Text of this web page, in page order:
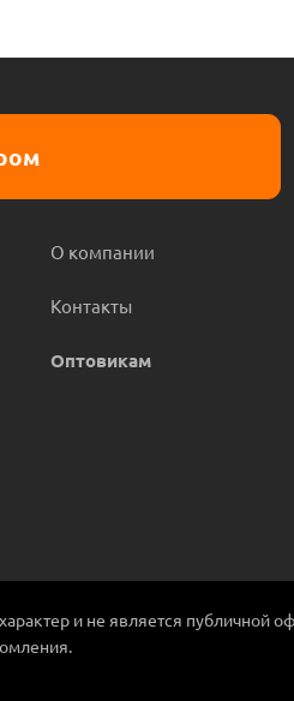
О компании
Контакты
Оптовикам
и не является публичной